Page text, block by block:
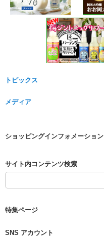
トピックス
メディア
ショッピングインフォメーション
サイト内コンテンツ検索
特集ページ
SNS アカウント